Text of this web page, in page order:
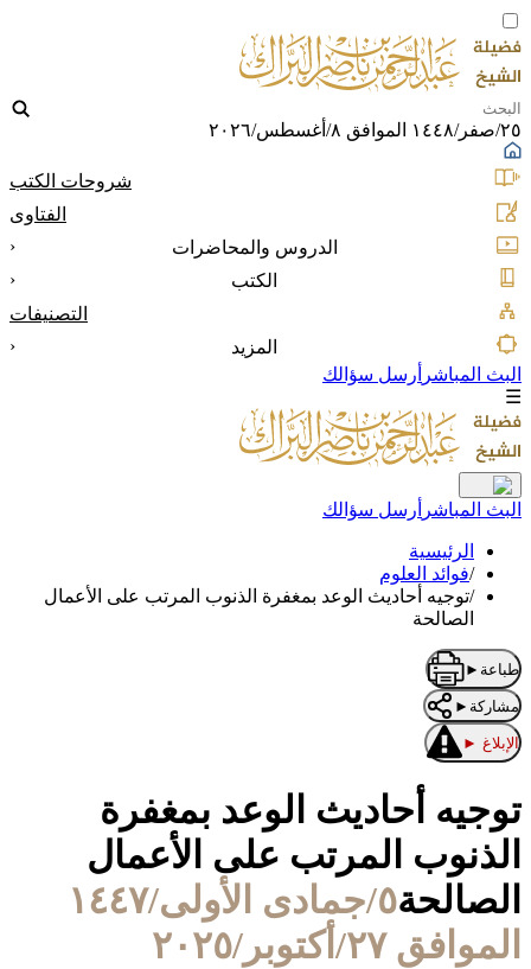
٢٥/صفر/١٤٤٨ الموافق ٨/أغسطس/٢٠٢٦
شروحات الكتب
الفتاوى
الدروس والمحاضرات
‹
الكتب
‹
التصنيفات
المزيد
‹
البث المباشر أرسل سؤالك
☰
البث المباشر أرسل سؤالك
الرئيسية
/فوائد العلوم
/توجيه أحاديث الوعد بمغفرة الذنوب المرتب على الأعمال
الصالحة
طباعة ►
مشاركة ►
الإبلاغ ►
توجيه أحاديث الوعد بمغفرة
الذنوب المرتب على الأعمال
الصالحة
٥/جمادى الأولى/١٤٤٧
الموافق ٢٧/أكتوبر/٢٠٢٥